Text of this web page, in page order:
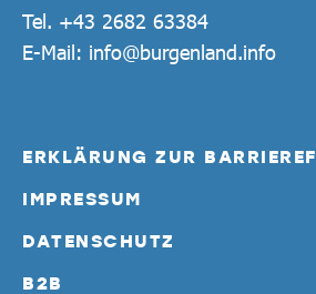
Tel. +43 2682 63384
E-Mail: info@burgenland.info
ERKLÄRUNG ZUR
IMPRESSUM
DATENSCHUTZ
B2B